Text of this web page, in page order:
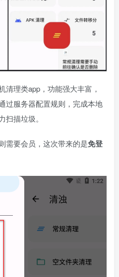
清理类app，功能强大丰富，
过服务器配置规则，完成本地
描垃圾。
需要会员，这次带来的是免登